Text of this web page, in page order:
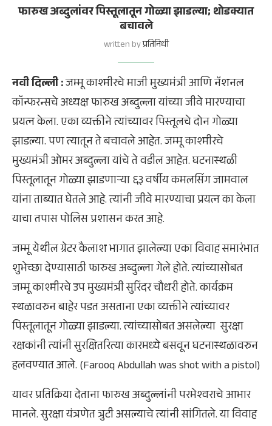
फारुख अब्दुलांवर पिस्तूलातून गोळ्या झाडल्या; थोडक्यात
बचावले
written byप्रतिनिधी
नवी दिल्ली :जम्मू काश्मीरचे माजी मुख्यमंत्री आणि नॅशनल
कॉन्फरन्सचे अध्यक्ष फारुख अब्दुल्ला यांच्या जीवे मारण्याचा
प्रयत्न केला. एका व्यक्तीने त्यांच्यावर पिस्तूलचे दोन गोळ्या
झाडल्या. पण त्यातून ते बचावले आहेत. जम्मू काश्मीरचे
मुख्यमंत्री ओमर अब्दुल्ला यांचे ते वडील आहेत. घटनास्थळी
पिस्तूलातून गोळ्या झाडणाऱ्या ६३ वर्षीय कमलसिंग जामवाल
यांना ताब्यात घेतले आहे. त्यांनी जीवे मारण्याचा प्रयत्न का केला
याचा तपास पोलिस प्रशासन करत आहे.
जम्मू येथील ग्रेटर कैलाश भागात झालेल्या एका विवाह समारंभात
शुभेच्छा देण्यासाठी फारुख अब्दुल्ला गेले होते. त्यांच्यासोबत
जम्मू काश्मीरचे उप मुख्यमंत्री सुरिंदर चौधरी होते. कार्यक्रम
स्थळावरुन बाहेर पडत असताना एका व्यक्तीने त्यांच्यावर
पिस्तूलातून गोळ्या झाडल्या. त्यांच्यासोबत असलेल्या सुरक्षा
रक्षकांनी त्यांनी सुरक्षितरित्या कारमध्ये बसवून घटनास्थळावरुन
हलवण्यात आले. (Farooq Abdullah was shot with a pistol)
यावर प्रतिक्रिया देताना फारुख अब्दुल्लांनी परमेश्वराचे आभार
मानले. सुरक्षा यंत्रणेत त्रुटी असल्याचे त्यांनी सांगितले. या विवाह